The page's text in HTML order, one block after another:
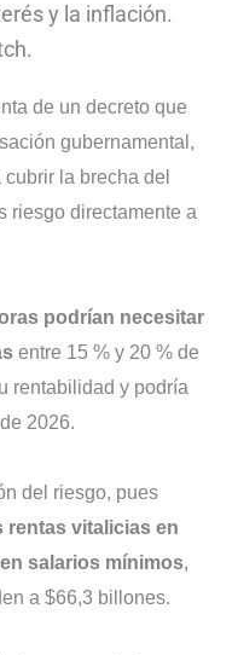
y la inflación.
de un decreto que
gubernamental,
la brecha del
riesgo directamente a
podrían necesitar
entre 15 % y 20 % de
rentabilidad y podría
2026.
del riesgo, pues
rentas vitalicias en
salarios mínimos,
a $66,3 billones.